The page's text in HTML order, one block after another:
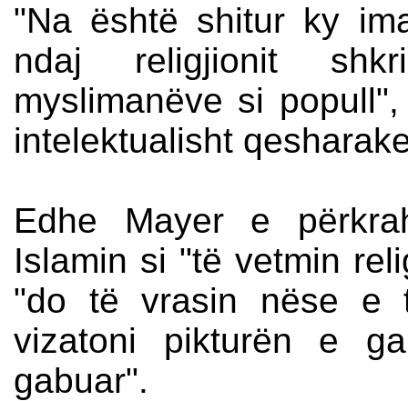
"Na është shitur ky
ndaj religjionit
myslimanëve si
intelektualisht
Edhe Mayer e
Islamin si "të vetmin
"do të vrasin nëse e
vizatoni pikturën e
gabuar".